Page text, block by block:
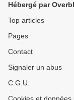
Hébergé par
Top articles
Pages
Contact
Signaler un abus
C.G.U.